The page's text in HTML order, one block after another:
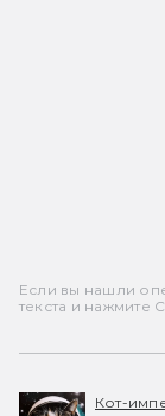
Если вы нашли
текста и нажмите
Кот-